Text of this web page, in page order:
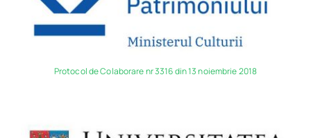
Protocol de Colaborare nr 3316 din 13 noiembrie 2018